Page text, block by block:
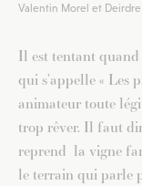
Valentin Morel et
Il est tentant
qui s’appelle « Les
animateur toute
trop rêver. Il faut
reprend la vigne
le terrain qui parle